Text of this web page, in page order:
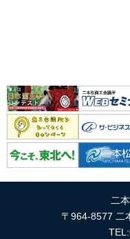
二
〒964-8577 二